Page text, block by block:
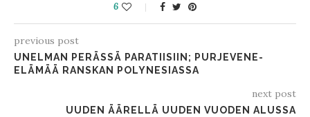
6
previous post
UNELMAN PERÄSSÄ PARATIISIIN; PURJEVENE-
ELÄMÄÄ RANSKAN POLYNESIASSA
next post
UUDEN ÄÄRELLÄ UUDEN VUODEN ALUSSA